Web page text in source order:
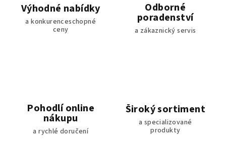
Výhodné nabídky
a konkurenceschopné
ceny
Odborné
poradenství
a zákaznický servis
Pohodlí online
nákupu
a rychlé doručení
Široký sortiment
a specializované
produkty